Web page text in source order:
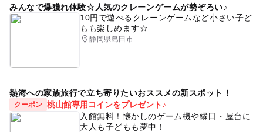
1日中楽しめる施設 1日中遊べるスポット
子どもと体験日帰り 雨でもOK
おとなもこどもも こどもお出かけ 科学工作
幼児向け 体験イベント/ツアー 静岡県 工作
みんなで爆獲れ体験☆人気のクレーンゲームが勢ぞろい♪
10円で遊べるクレーンゲームなど小さい子ど
もも楽しめます☆
静岡県島田市
熱海への家族旅行で立ち寄りたいおススメの新スポット！
クーポン 桃山館専用コインをプレゼント♪
入館無料！懐かしのゲーム機や縁日・屋台に
大人も子どもも夢中！